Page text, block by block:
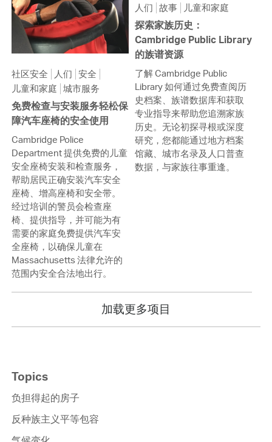
社区安全 人们 安全
儿童和家庭 城市服务
免费检查与安装服务轻松保
障汽车座椅的安全使用
Cambridge Police
Department 提供免费的儿童
安全座椅安装和检查服务，
帮助居民正确安装汽车安全
座椅、增高座椅和安全带。
经过培训的警员会检查座
椅、提供指导，并可能为有
需要的家庭免费提供汽车安
全座椅，以确保儿童在
Massachusetts 法律允许的
范围内安全合法地出行。
人们 故事 儿童和家庭
探索家族历史：
Cambridge Public Library
的族谱资源
了解 Cambridge Public
Library 如何通过免费查阅历
史档案、族谱数据库和获取
专业指导来帮助您追溯家族
历史。无论初探寻根或深度
研究，您都能通过地方档案
馆藏、城市名录及人口普查
数据，与家族往事重逢。
加载更多项目
Topics
负担得起的房子
反种族主义平等包容